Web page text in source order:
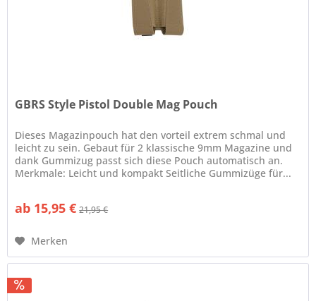
GBRS Style Pistol Double Mag Pouch
Dieses Magazinpouch hat den vorteil extrem schmal und
leicht zu sein. Gebaut für 2 klassische 9mm Magazine und
dank Gummizug passt sich diese Pouch automatisch an.
Merkmale: Leicht und kompakt Seitliche Gummizüge für...
ab 15,95 € 21,95 €
Merken